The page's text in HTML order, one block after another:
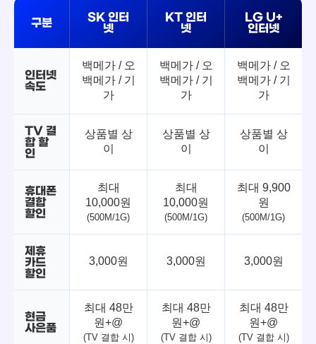
구분
SK 인터
넷
KT 인터
넷
LG U+
인터넷
인터넷
속도
백메가 / 오
백메가 / 기
가
백메가 / 오
백메가 / 기
가
백메가 / 오
백메가 / 기
가
TV 결
합 할
인
상품별 상
이
상품별 상
이
상품별 상
이
휴대폰
결합
할인
최대
10,000원
(500M/1G)
최대
10,000원
(500M/1G)
최대 9,900
원
(500M/1G)
제휴
카드
할인
3,000원 3,000원 3,000원
현금
사은품
최대 48만
원+@
(TV 결합 시)
최대 48만
원+@
(TV 결합 시)
최대 48만
원+@
(TV 결합 시)